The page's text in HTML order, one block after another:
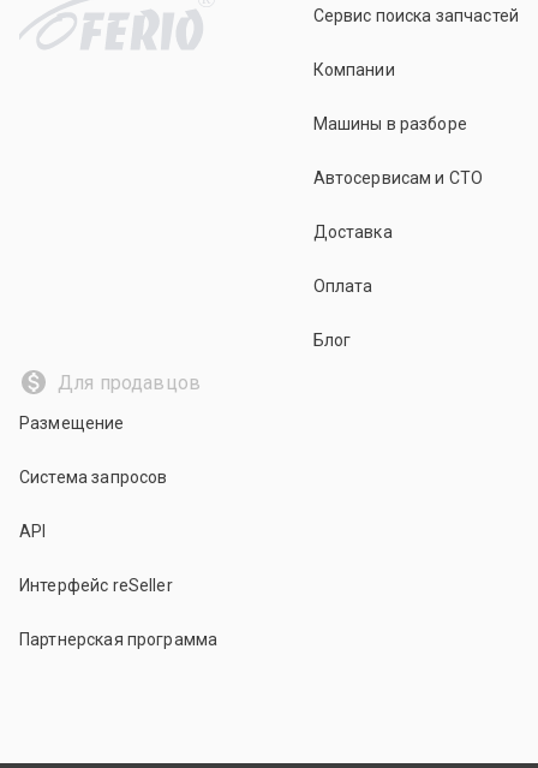
Сервис поиска запчастей
Компании
Машины в разборе
Автосервисам и СТО
Доставка
Оплата
Блог
Для продавцов
Размещение
Система запросов
API
Интерфейс reSeller
Партнерская программа